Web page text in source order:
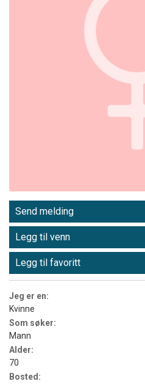
Send melding
Legg til venn
Legg til favoritt
Jeg er en:
Kvinne
Som søker:
Mann
Alder:
70
Bosted: